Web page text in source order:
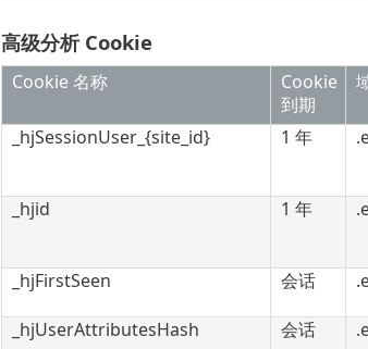
高级分析 Cookie
Cookie 名称
Cookie
到期
_hjSessionUser_{site_id} 1 年
_hjid
1 年
_hjFirstSeen
会话
_hjUserAttributesHash
会话